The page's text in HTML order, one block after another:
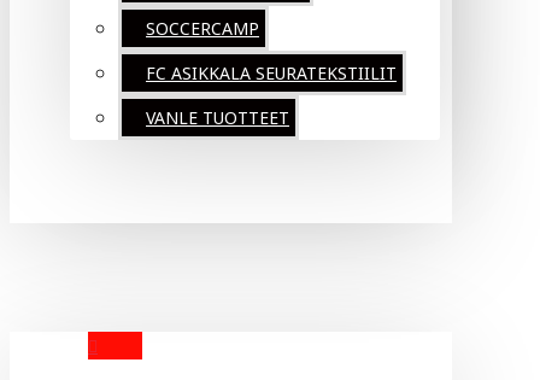
SOCCERCAMP
FC ASIKKALA SEURATEKSTIILIT
VANLE TUOTTEET